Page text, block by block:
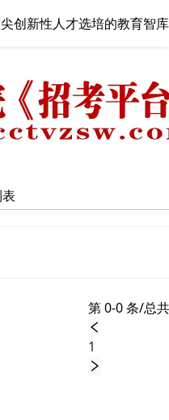
创新性人才选培的教育智库
第 0-0 条/总
1